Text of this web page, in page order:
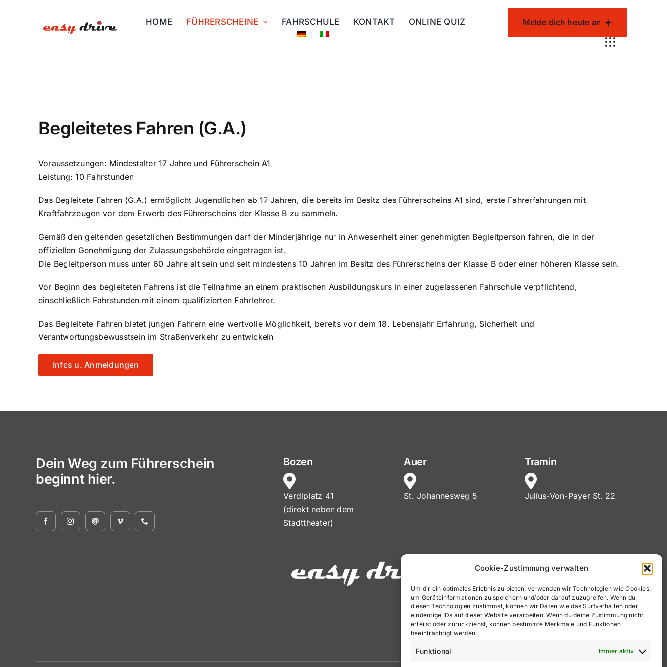
Cookie-Zustimmung verwalten
Um dir ein optimales Erlebnis zu bieten, verwenden wir Technologien wie Cookies,
um Geräteinformationen zu speichern und/oder darauf zuzugreifen. Wenn du
diesen Technologien zustimmst, können wir Daten wie das Surfverhalten oder
eindeutige IDs auf dieser Website verarbeiten. Wenn du deine Zustimmung nicht
erteilst oder zurückziehst, können bestimmte Merkmale und Funktionen
beeinträchtigt werden.
Funktional Immer aktiv
HOME FÜHRERSCHEINE FAHRSCHULE KONTAKT ONLINE QUIZ Melde dich heute an
Begleitetes Fahren (G.A.)
Voraussetzungen: Mindestalter 17 Jahre und Führerschein A1
Leistung: 10 Fahrstunden
Das Begleitete Fahren (G.A.) ermöglicht Jugendlichen ab 17 Jahren, die bereits im Besitz des Führerscheins A1 sind, erste Fahrerfahrungen mit
Kraftfahrzeugen vor dem Erwerb des Führerscheins der Klasse B zu sammeln.
Gemäß den geltenden gesetzlichen Bestimmungen darf der Minderjährige nur in Anwesenheit einer genehmigten Begleitperson fahren, die in der
offiziellen Genehmigung der Zulassungsbehörde eingetragen ist.
Die Begleitperson muss unter 60 Jahre alt sein und seit mindestens 10 Jahren im Besitz des Führerscheins der Klasse B oder einer höheren Klasse sein.
Vor Beginn des begleiteten Fahrens ist die Teilnahme an einem praktischen Ausbildungskurs in einer zugelassenen Fahrschule verpflichtend,
einschließlich Fahrstunden mit einem qualifizierten Fahrlehrer.
Das Begleitete Fahren bietet jungen Fahrern eine wertvolle Möglichkeit, bereits vor dem 18. Lebensjahr Erfahrung, Sicherheit und
Verantwortungsbewusstsein im Straßenverkehr zu entwickeln
Infos u. Anmeldungen
Dein Weg zum Führerschein
beginnt hier.
Bozen
Verdiplatz 41
(direkt neben dem
Stadttheater)
Auer
St. Johannesweg 5
Tramin
Julius-Von-Payer St. 22
info@easydrive.bz